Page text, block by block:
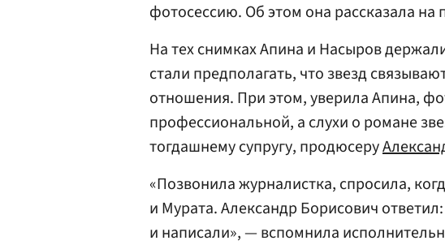
фотосессию. Об этом она рассказала на
На тех снимках Апина и Насыров
стали предполагать, что звезд
отношения. При этом, уверила Апина,
профессиональной, а слухи о романе
тогдашнему супругу, продюсеру
«Позвонила журналистка, спросила,
и Мурата. Александр Борисович
и написали», — вспомнила